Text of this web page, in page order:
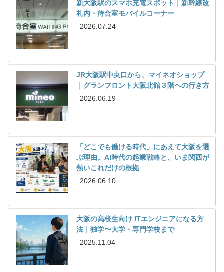
新大阪駅のスマホ充電スポット｜新幹線改
札内・待合室モバイルコーナー
2026.07.24
JR大阪駅中央口から、マイネオショップ
｜グランフロント大阪北館３階への行き方
2026.06.19
「どこでも働ける時代」にあえて大阪を選
ぶ理由。AI時代の起業戦略と、いま関西が
熱いこれだけの根拠
2026.06.10
大阪の高校生向け ITエンジニアになる方
法｜独学〜大学・専門学校まで
2025.11.04